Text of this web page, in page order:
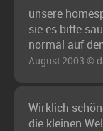
unsere
sie es bitte
normal auf
August 2003 ©
Wirklich
die kleinen